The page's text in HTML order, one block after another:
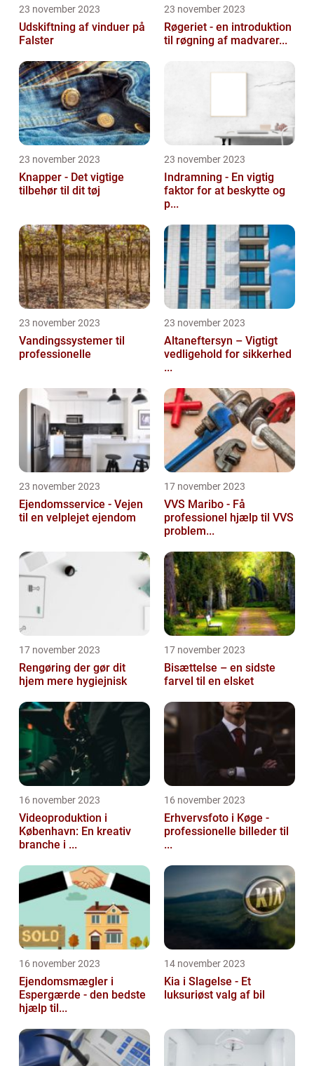
23 november 2023
Udskiftning af vinduer på
Falster
23 november 2023
Røgeriet - en introduktion
til røgning af madvarer...
23 november 2023
Knapper - Det vigtige
tilbehør til dit tøj
23 november 2023
Indramning - En vigtig
faktor for at beskytte og
p...
23 november 2023
Vandingssystemer til
professionelle
23 november 2023
Altaneftersyn – Vigtigt
vedligehold for sikkerhed
...
23 november 2023
Ejendomsservice - Vejen
til en velplejet ejendom
17 november 2023
VVS Maribo - Få
professionel hjælp til VVS
problem...
17 november 2023
Rengøring der gør dit
hjem mere hygiejnisk
17 november 2023
Bisættelse – en sidste
farvel til en elsket
16 november 2023
Videoproduktion i
København: En kreativ
branche i ...
16 november 2023
Erhvervsfoto i Køge -
professionelle billeder til
...
16 november 2023
Ejendomsmægler i
Espergærde - den bedste
hjælp til...
14 november 2023
Kia i Slagelse - Et
luksuriøst valg af bil